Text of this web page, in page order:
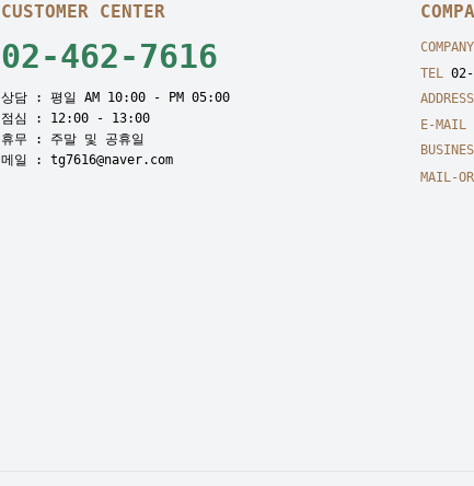
CUSTOMER CENTER
02-462-7616
상담 : 평일 AM 10:00 - PM 05:00
점심 : 12:00 - 13:00
휴무 : 주말 및 공휴일
메일 : tg7616@naver.com
COMPANY
TEL
ADDRESS
E-MAIL
MAIL-